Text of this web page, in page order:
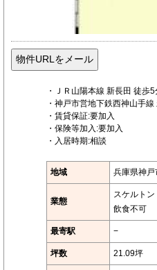
・ＪＲ山陽本線 新長田 徒歩5
・神戸市営地下鉄西神山手
・賃貸保証:要加入
・保険等加入:要加入
・入居時期:相談
地域 兵庫県神
業態
スケルトン
飲食不可
最寄駅 −
坪数 21.09坪